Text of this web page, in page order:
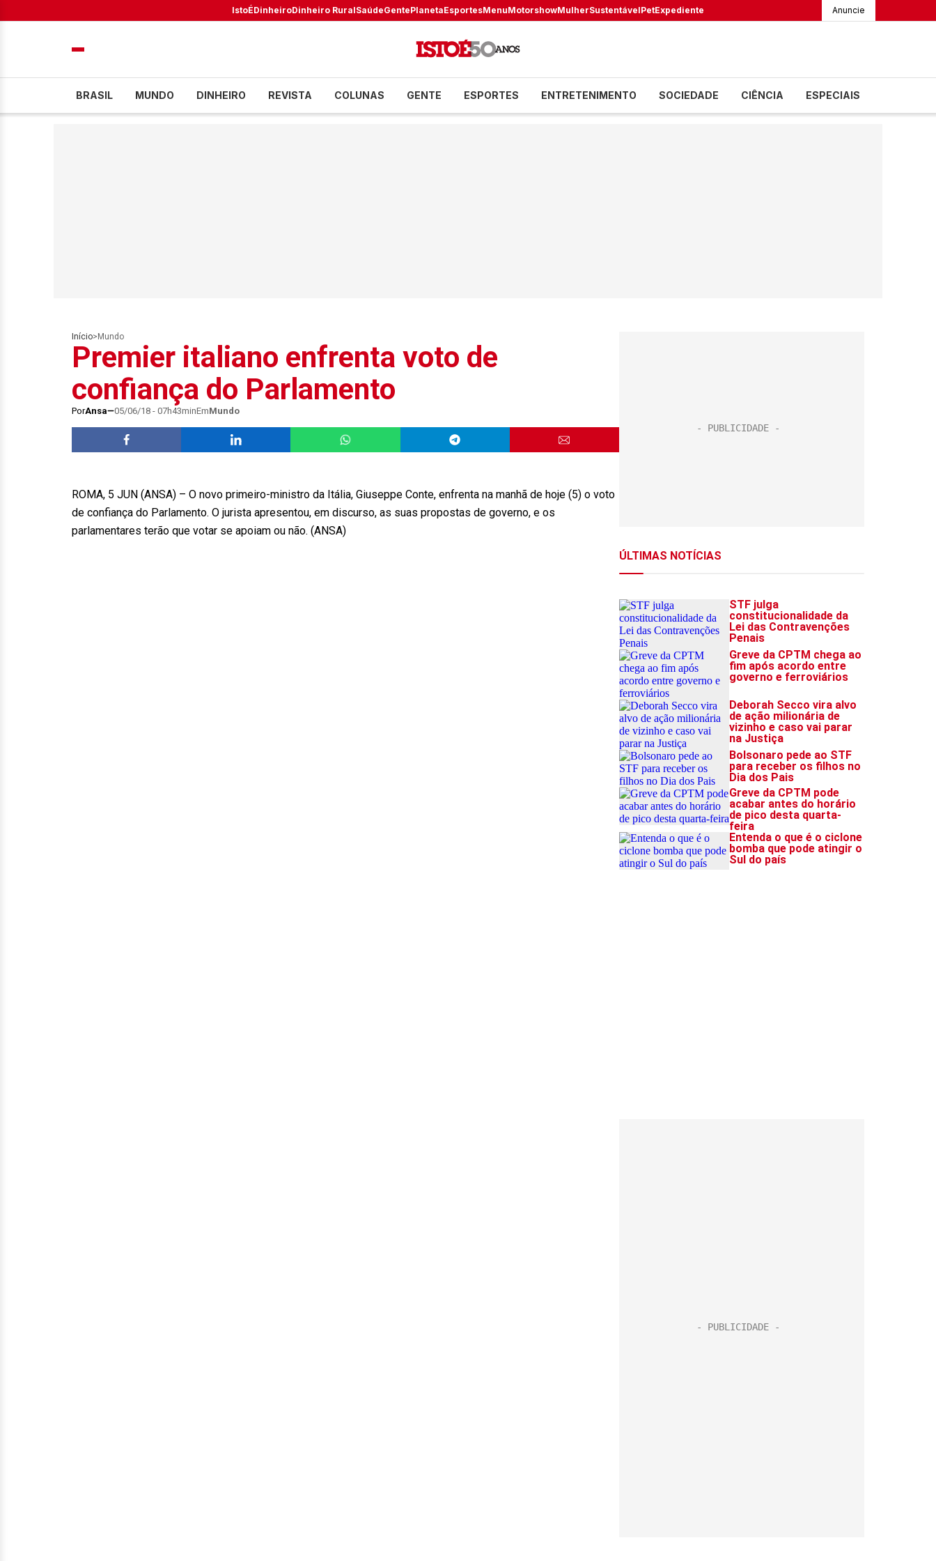
IstoÉDinheiroDinheiro RuralSaúdeGentePlanetaEsportesMenuMotorshowMulherSustentávelPetExpediente Anuncie
BRASIL MUNDO DINHEIRO REVISTA COLUNAS GENTE ESPORTES ENTRETENIMENTO SOCIEDADE CIÊNCIA ESPECIAIS
Início> Mundo
Premier italiano enfrenta voto de
confiança do Parlamento
PorAnsa 05/06/18 - 07h43minEmMundo
ROMA, 5 JUN (ANSA) – O novo primeiro-ministro da Itália, Giuseppe Conte, enfrenta na manhã de hoje (5) o voto
de confiança do Parlamento. O jurista apresentou, em discurso, as suas propostas de governo, e os
parlamentares terão que votar se apoiam ou não. (ANSA)